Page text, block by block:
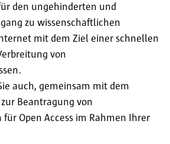
den ungehinderten und
zu wissenschaftlichen
mit dem Ziel einer schnellen
von
auch, gemeinsam mit dem
zur Beantragung von
Open Access im Rahmen Ihrer